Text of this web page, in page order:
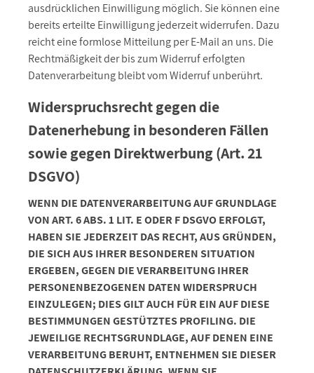
ausdrücklichen Einwilligung möglich. Sie können eine
bereits erteilte Einwilligung jederzeit widerrufen. Dazu
reicht eine formlose Mitteilung per E-Mail an uns. Die
Rechtmäßigkeit der bis zum Widerruf erfolgten
Datenverarbeitung bleibt vom Widerruf unberührt.
Widerspruchsrecht gegen die
Datenerhebung in besonderen Fällen
sowie gegen Direktwerbung (Art. 21
DSGVO)
WENN DIE DATENVERARBEITUNG AUF GRUNDLAGE
VON ART. 6 ABS. 1 LIT. E ODER F DSGVO ERFOLGT,
HABEN SIE JEDERZEIT DAS RECHT, AUS GRÜNDEN,
DIE SICH AUS IHRER BESONDEREN SITUATION
ERGEBEN, GEGEN DIE VERARBEITUNG IHRER
PERSONENBEZOGENEN DATEN WIDERSPRUCH
EINZULEGEN; DIES GILT AUCH FÜR EIN AUF DIESE
BESTIMMUNGEN GESTÜTZTES PROFILING. DIE
JEWEILIGE RECHTSGRUNDLAGE, AUF DENEN EINE
VERARBEITUNG BERUHT, ENTNEHMEN SIE DIESER